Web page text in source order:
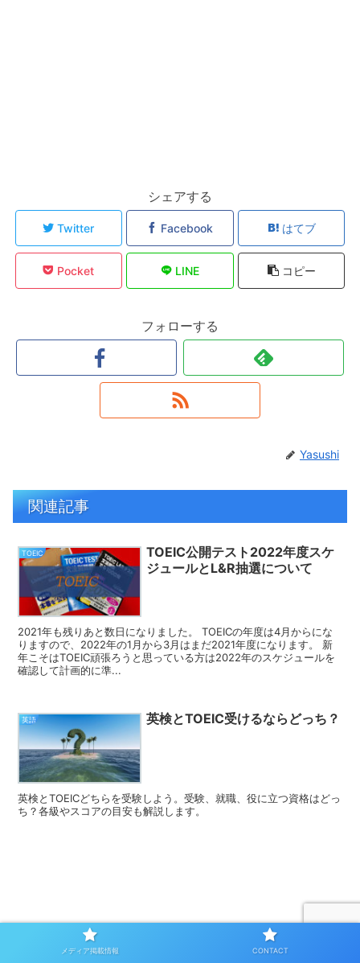
シェアする
Twitter Facebook はてブ
Pocket LINE コピー
フォローする
Yasushi
関連記事
TOEIC
TOEIC公開テスト2022年度スケ
ジュールとL&R抽選について
2021年も残りあと数日になりました。 TOEICの年度は4月からにな
りますので、2022年の1月から3月はまだ2021年度になります。 新
年こそはTOEIC頑張ろうと思っている方は2022年のスケジュールを
確認して計画的に準...
英語 英検とTOEIC受けるならどっち？
英検とTOEICどちらを受験しよう。受験、就職、役に立つ資格はどっ
ち？各級やスコアの目安も解説します。
メディア掲載情報 CONTACT